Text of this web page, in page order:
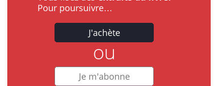
Pour poursuivre…
J'achète
ou
Je m'abonne